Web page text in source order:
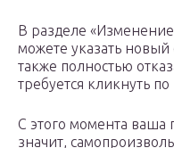
В разделе
можете указать
также полностью
требуется кликнуть
С этого момента ваша
значит,